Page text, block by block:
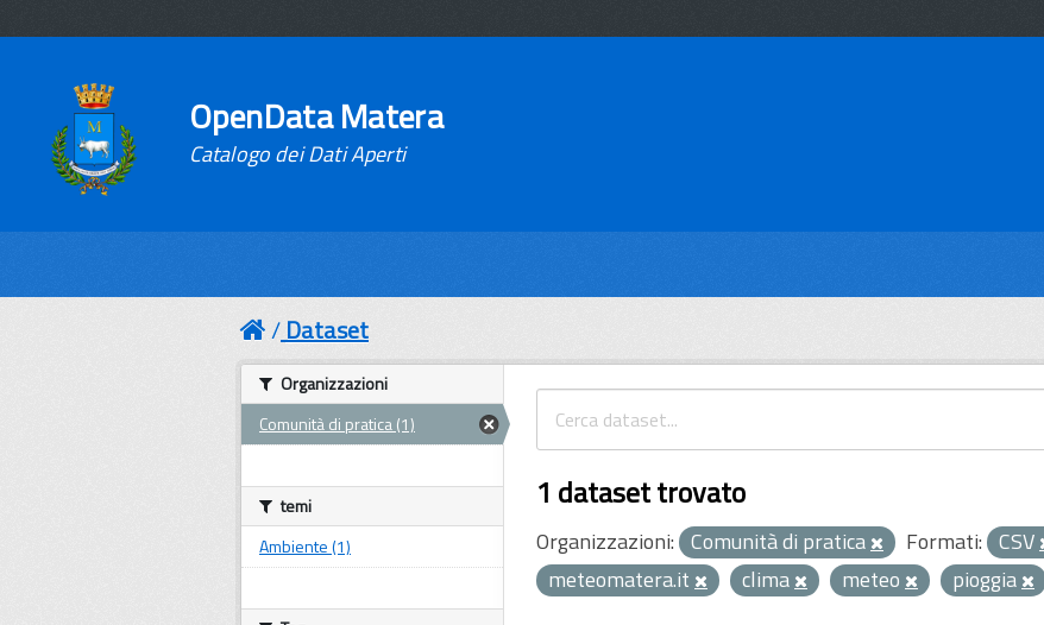
OpenData Matera
Catalogo dei Dati Aperti
Dataset
1 dataset trovato
Organizzazioni: Comunità di pratica Formati: CSV
meteomatera.it
clima meteo pioggia
Organizzazioni
Comunità di pratica (1)
temi
Ambiente (1)